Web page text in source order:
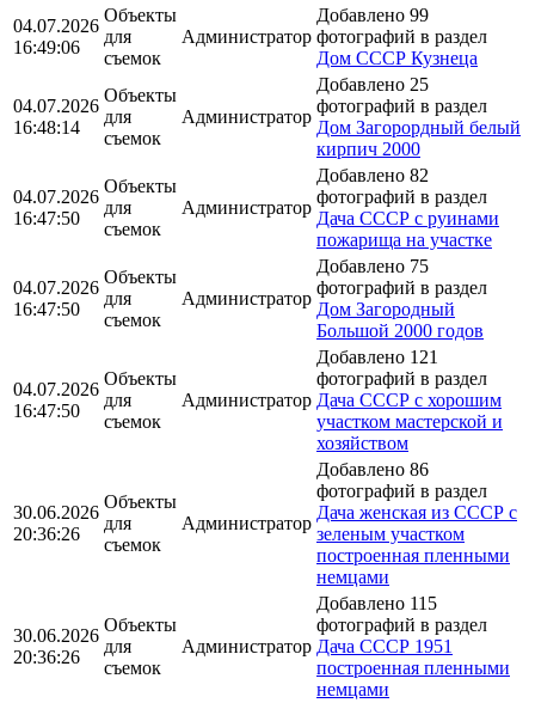
04.07.2026
16:49:06
Объекты
для
съемок
Администратор
Добавлено 99
фотографий в раздел
Дом СССР Кузнеца
04.07.2026
16:48:14
Объекты
для
съемок
Администратор
Добавлено 25
фотографий в раздел
Дом Загорордный белый
кирпич 2000
04.07.2026
16:47:50
Объекты
для
съемок
Администратор
Добавлено 82
фотографий в раздел
Дача СССР с руинами
пожарища на участке
04.07.2026
16:47:50
Объекты
для
съемок
Администратор
Добавлено 75
фотографий в раздел
Дом Загородный
Большой 2000 годов
04.07.2026
16:47:50
Объекты
для
съемок
Администратор
Добавлено 121
фотографий в раздел
Дача СССР с хорошим
участком мастерской и
хозяйством
30.06.2026
20:36:26
Объекты
для
съемок
Администратор
Добавлено 86
фотографий в раздел
Дача женская из СССР с
зеленым участком
построенная пленными
немцами
30.06.2026
20:36:26
Объекты
для
съемок
Администратор
Добавлено 115
фотографий в раздел
Дача СССР 1951
построенная пленными
немцами